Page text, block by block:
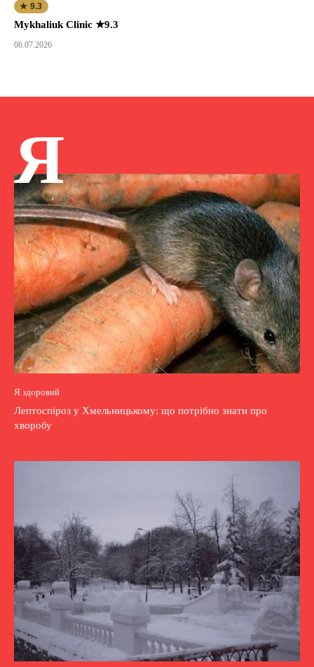
★ 9.3
Mykhaliuk Clinic ★9.3
06.07.2026
Я
Я здоровий
Лептоспіроз у Хмельницькому: що потрібно знати про
хворобу